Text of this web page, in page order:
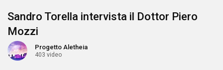
Sandro Torella intervista il Dottor Piero
Mozzi
Progetto Aletheia
403 video